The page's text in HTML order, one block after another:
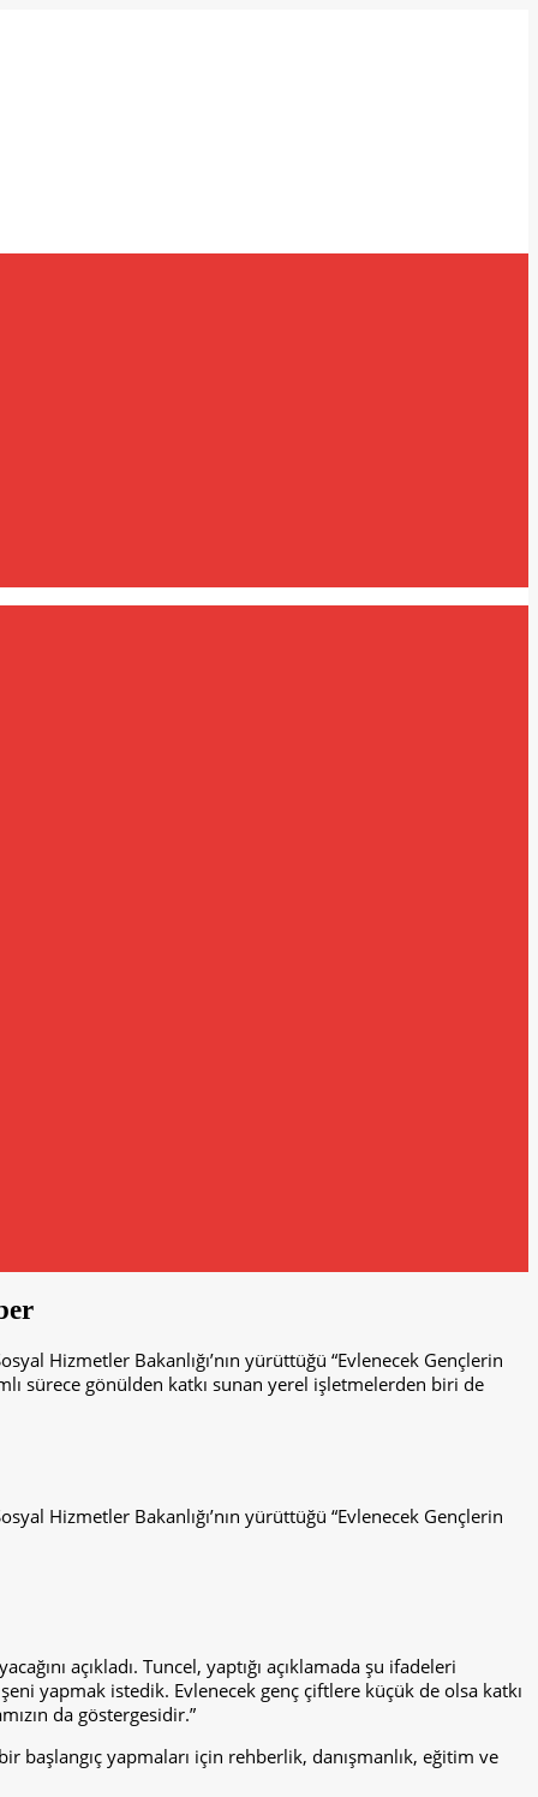
Hizmetler Bakanlığı’nın yürüttüğü “Evlenecek Gençlerin
sürece gönülden katkı sunan yerel işletmelerden biri de
Hizmetler Bakanlığı’nın yürüttüğü “Evlenecek Gençlerin
açıkladı. Tuncel, yaptığı açıklamada şu ifadeleri
yapmak istedik. Evlenecek genç çiftlere küçük de olsa katkı
da göstergesidir.”
başlangıç yapmaları için rehberlik, danışmanlık, eğitim ve